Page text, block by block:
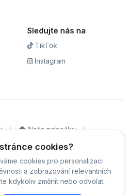
cookies?
cookies pro personalizaci
a zobrazování relevantních
kdykoliv změnit nebo odvolat.
Sledujte nás na
TikTok
Instagram
Naše pobočky
stavu zakázky